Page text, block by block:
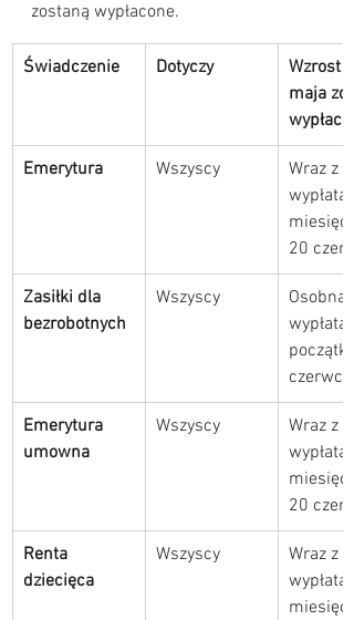
zostaną wypłacone.
Świadczenie Dotyczy
Wzrost
maja
Emerytura Wszyscy
Wraz z
wypłatą
20
Zasiłki dla
bezrobotnych
Wszyscy
Osobna
wypłata
początku
czerwca
Emerytura
umowna
Wszyscy
Wraz z
wypłatą
20
Renta
dziecięca
Wszyscy
Wraz z
wypłatą